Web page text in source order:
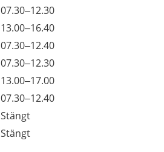
07.30–12.30
13.00–16.40
07.30–12.40
07.30–12.30
13.00–17.00
07.30–12.40
Stängt
Stängt